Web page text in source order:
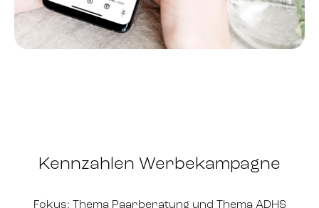
Kennzahlen Werbekampagne
Fokus: Thema Paarberatung und Thema ADHS